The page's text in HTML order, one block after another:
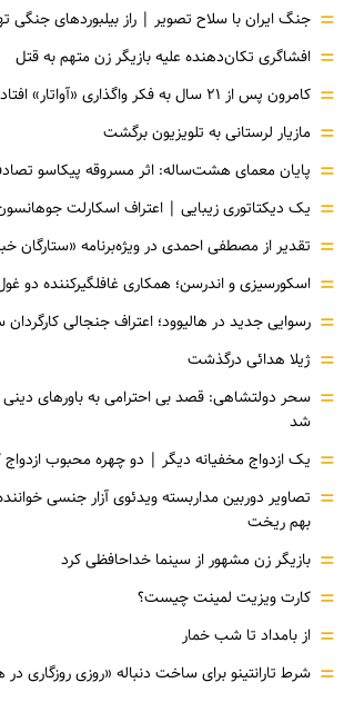
= جنگ ایران با سلاح تصویر | راز بیلبوردهای
= افشاگری‌ تکان‌دهنده علیه بازیگر زن متهم به قتل
= کامرون پس از ۲۱ سال به فکر واگذاری «آواتار» افتاد
= مازیار لرستانی به تلویزیون برگشت
= پایان معمای هشت‌ساله: اثر مسروقه پیکاسو
= یک دیکتاتوری زیبایی | اعتراف اسکارلت
= تقدیر از مصطفی احمدی در ویژه‌برنامه «ستارگان
= اسکورسیزی و اندرسن؛ همکاری غافلگیرکننده دو
= رسوایی جدید در هالیوود؛ اعتراف جنجالی
= ژیلا هدائی درگذشت
= سحر دولتشاهی: قصد بی احترامی به باورهای
شد
= یک ازدواج مخفیانه دیگر | دو چهره محبوب ازدواج
= تصاویر دوربین مداربسته ویدئوی آزار جنسی
بهم ریخت
= بازیگر زن مشهور از سینما خداحافظی کرد
= کارت ویزیت لمینت چیست؟
= از بامداد تا شب خمار
= شرط تارانتینو برای ساخت دنباله «روزی روزگاری در